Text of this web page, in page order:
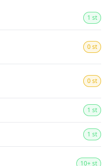
1 st
0 st
0 st
1 st
1 st
10+ st